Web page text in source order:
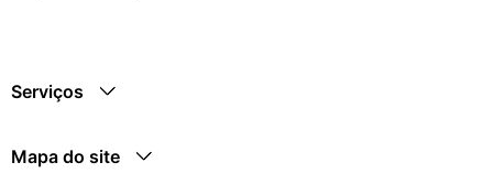
Serviços
Mapa do site